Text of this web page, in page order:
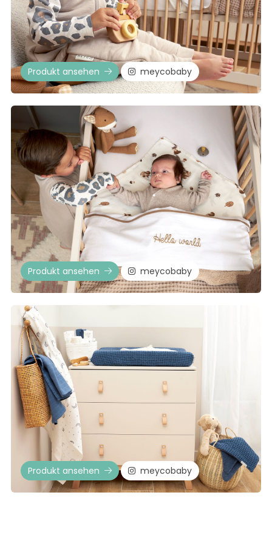
Produkt ansehen meycobaby
Produkt ansehen meycobaby
Produkt ansehen meycobaby